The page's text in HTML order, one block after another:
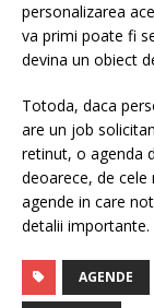
personalizarea
va primi poate fi
devina un obiect
Totoda, daca
are un job
retinut, o agenda
deoarece, de
agende in care
detalii importante.
AGENDE